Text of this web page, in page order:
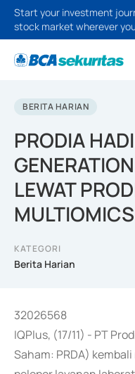
Start your investment
stock market wherever
BERITA HARIAN
PRODIA
LEWAT
KATEGORI
Berita Harian
32026568
IQPlus, (17/11) - PT
Saham: PRDA)